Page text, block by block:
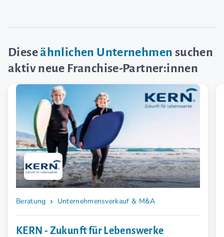
Dieseähnlichen Unternehmen suchen
aktiv neue Franchise-Partner:innen
Beratung Unternehmensverkauf & M&A
KERN - Zukunft für Lebenswerke